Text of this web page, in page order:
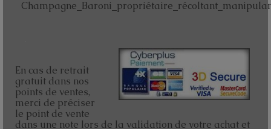
En cas de retrait
gratuit dans nos
points de ventes,
merci de préciser
le point de vente
dans une note lors de la validation de votre achat et